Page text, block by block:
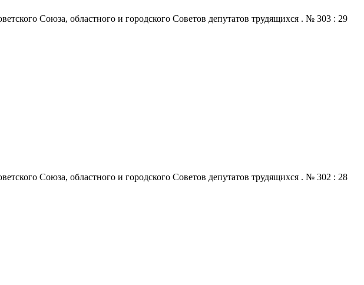
Союза, областного и городского Советов депутатов трудящихся . № 303 : 29
Союза, областного и городского Советов депутатов трудящихся . № 302 : 28